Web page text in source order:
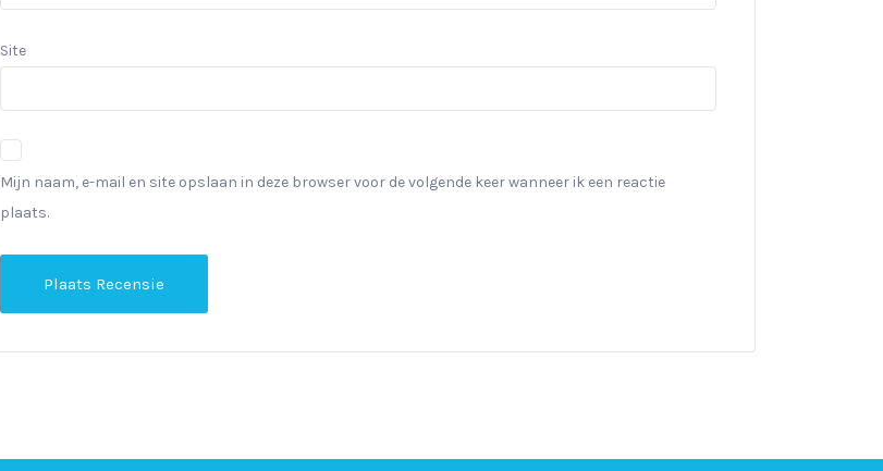
Site
Mijn naam, e-mail en site opslaan in deze browser voor de volgende keer wanneer ik een reactie
plaats.